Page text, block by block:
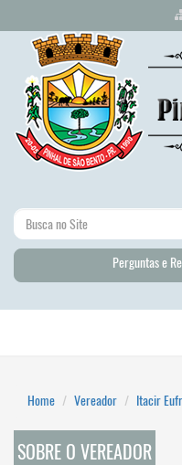
Perguntas e
Home Vereador Itacir
SOBRE O VEREADOR